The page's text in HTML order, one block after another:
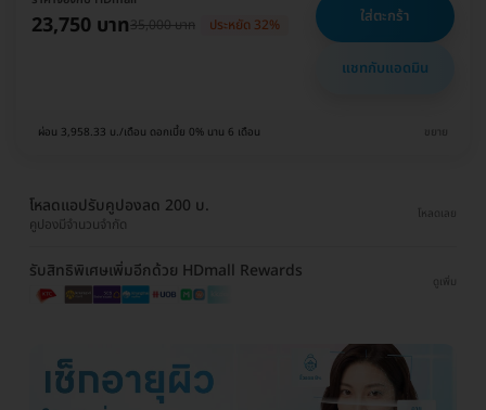
23,750 บาท35,000 บาท ประหยัด 32% ใส่ตะกร้า
แชทกับแอดมิน
ผ่อน 3,958.33 บ./เดือน ดอกเบี้ย 0% นาน 6 เดือน ขยาย
โหลดแอปรับคูปองลด 200 บ.
คูปองมีจำนวนจำกัด
โหลดเลย
รับสิทธิพิเศษเพิ่มอีกด้วย HDmall Rewards
ดูเพิ่ม